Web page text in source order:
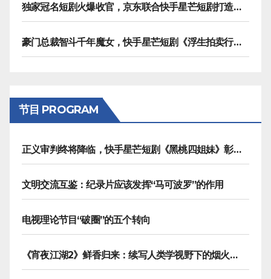
独家冠名短剧火爆收官，京东联合快手星芒短剧打造双11营销范本
豪门总裁智斗千年魔女，快手星芒短剧《浮生拍卖行》奇幻元素拉满
节目 PROGRAM
正义审判终将降临，快手星芒短剧《黑桃四姐妹》彰显治愈内核
文明交流互鉴：纪录片应该发挥“马可波罗”的作用
电视理论节目“破圈”的五个转向
《宵夜江湖2》鲜香归来：续写人类学视野下的烟火漫游记